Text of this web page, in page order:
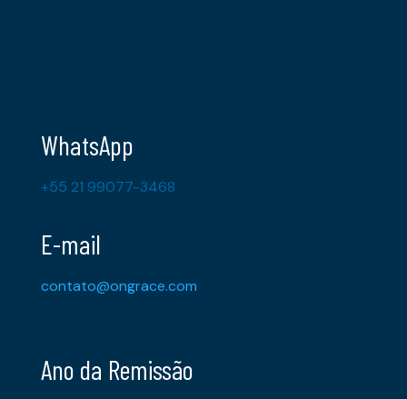
WhatsApp
+55 21 99077-3468
E-mail
contato@ongrace.com
Ano da Remissão